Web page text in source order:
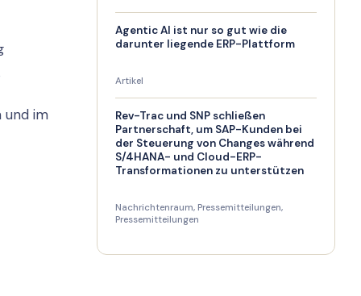
und im
Agentic AI ist nur so gut wie die
darunter liegende ERP-Plattform
Artikel
Rev-Trac und SNP schließen
Partnerschaft, um SAP-Kunden bei
der Steuerung von Changes während
S/4HANA- und Cloud-ERP-
Transformationen zu unterstützen
Nachrichtenraum, Pressemitteilungen,
Pressemitteilungen